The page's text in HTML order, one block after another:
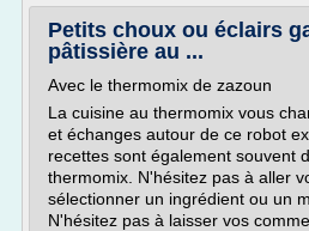
Petits choux ou éclairs
pâtissière au ...
Avec le thermomix de zazoun
La cuisine au thermomix vous
et échanges autour de ce robot
recettes sont également souvent
thermomix. N'hésitez pas à aller
sélectionner un ingrédient ou un
N'hésitez pas à laisser vos